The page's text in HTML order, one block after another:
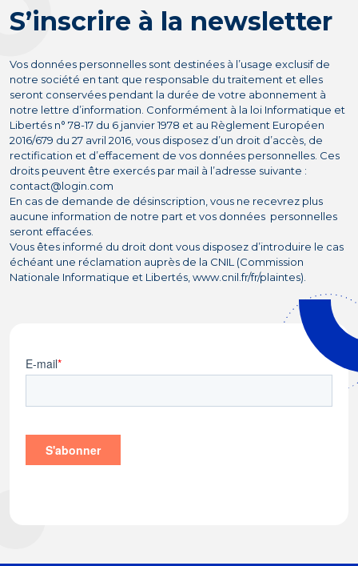
S’inscrire à la newsletter
Vos données personnelles sont destinées à l’usage exclusif de
notre société en tant que responsable du traitement et elles
seront conservées pendant la durée de votre abonnement à
notre lettre d’information. Conformément à la loi Informatique et
Libertés n° 78-17 du 6 janvier 1978 et au Règlement Européen
2016/679 du 27 avril 2016, vous disposez d’un droit d’accès, de
rectification et d’effacement de vos données personnelles. Ces
droits peuvent être exercés par mail à l’adresse suivante :
contact@login.com
En cas de demande de désinscription, vous ne recevrez plus
aucune information de notre part et vos données personnelles
seront effacées.
Vous êtes informé du droit dont vous disposez d’introduire le cas
échéant une réclamation auprès de la CNIL (Commission
Nationale Informatique et Libertés, www.cnil.fr/fr/plaintes).